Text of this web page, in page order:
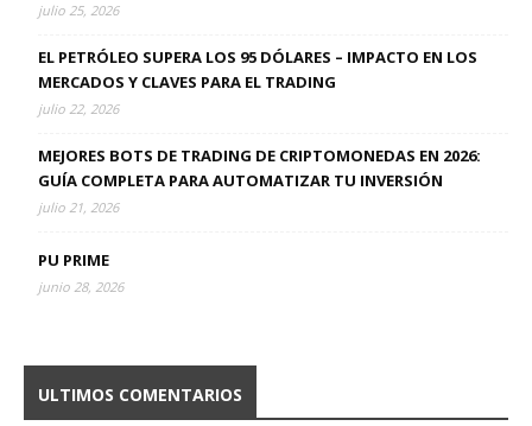
julio 25, 2026
EL PETRÓLEO SUPERA LOS 95 DÓLARES – IMPACTO EN LOS
MERCADOS Y CLAVES PARA EL TRADING
julio 22, 2026
MEJORES BOTS DE TRADING DE CRIPTOMONEDAS EN 2026:
GUÍA COMPLETA PARA AUTOMATIZAR TU INVERSIÓN
julio 21, 2026
PU PRIME
junio 28, 2026
ULTIMOS COMENTARIOS